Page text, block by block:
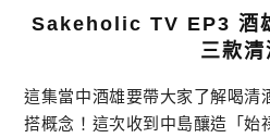
Sakeholic TV EP3 酒
三款清
這集當中酒雄要帶大家了解喝清
搭概念！這次收到中島釀造「始